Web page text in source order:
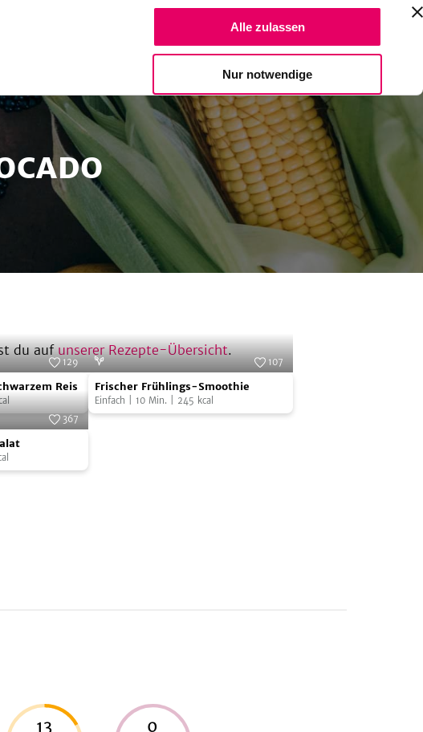
Alle zulassen
Nur notwendige
Spendiere einen Kaffee
Suche
du auf unserer Rezepte-Übersicht.
SevenCooks
129
Reis
Frischer
Frühlings-
Smoothie
Foto: SevenCooks
107
Frischer Frühlings-Smoothie
Einfach 10 Min. 245 kcal
367
13 0